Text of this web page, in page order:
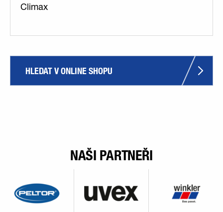
Climax
HLEDAT V ONLINE SHOPU
NAŠI PARTNEŘI